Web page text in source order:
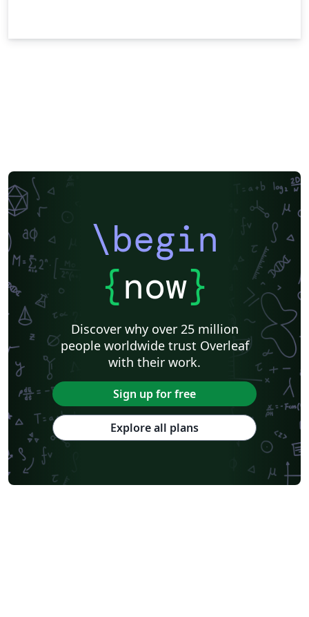
\begin
{now}
Discover why over 25 million
people worldwide trust Overleaf
with their work.
Sign up for free
Explore all plans